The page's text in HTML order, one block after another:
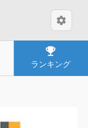
settings
emoji_events
ランキング